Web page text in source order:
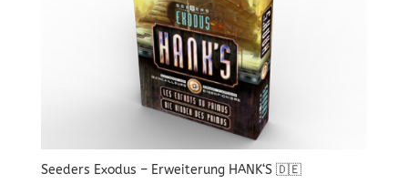
Seeders Exodus – Erweiterung HANK‘S 🇩🇪